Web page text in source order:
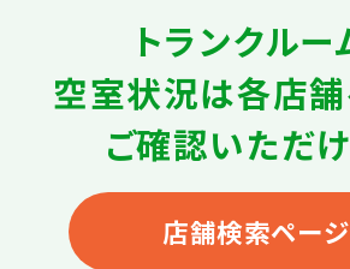
トランクルー
空室状況は各店
ご確認いただけ
店舗検索ペー